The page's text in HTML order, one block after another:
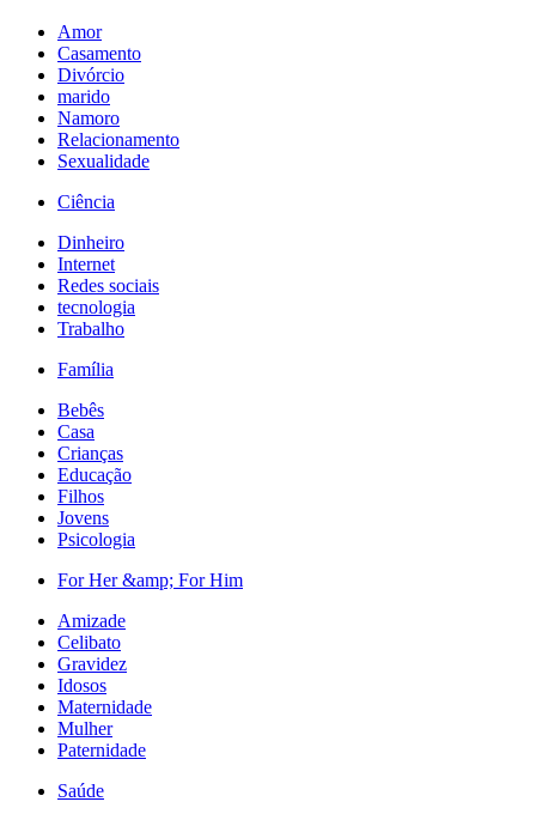
Amor
Casamento
Divórcio
marido
Namoro
Relacionamento
Sexualidade
Ciência
Dinheiro
Internet
Redes sociais
tecnologia
Trabalho
Família
Bebês
Casa
Crianças
Educação
Filhos
Jovens
Psicologia
For Her &amp; For Him
Amizade
Celibato
Gravidez
Idosos
Maternidade
Mulher
Paternidade
Saúde